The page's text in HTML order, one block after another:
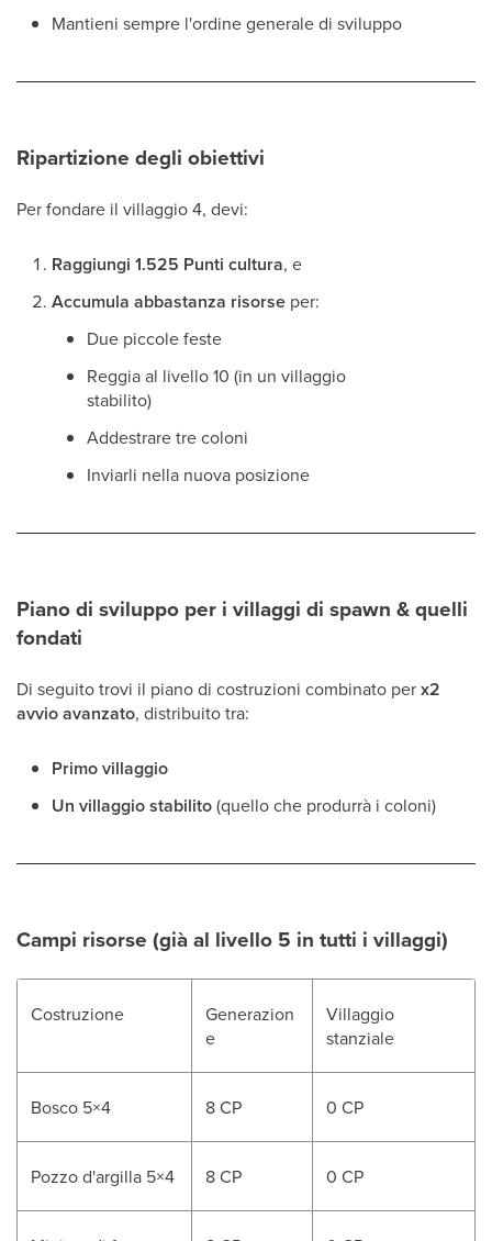
Mantieni sempre l'ordine generale di sviluppo
Ripartizione degli obiettivi
Per fondare il villaggio 4, devi:
Raggiungi 1.525 Punti cultura, e
Accumula abbastanza risorse per:
Due piccole feste
Reggia al livello 10 (in un villaggio
stabilito)
Addestrare tre coloni
Inviarli nella nuova posizione
Piano di sviluppo per i villaggi di spawn & quelli
fondati
Di seguito trovi il piano di costruzioni combinato perx2
avvio avanzato, distribuito tra:
Primo villaggio
Un villaggio stabilito(quello che produrrà i coloni)
Campi risorse (già al livello 5 in tutti i villaggi)
Costruzione
Generazion
e
Villaggio
stanziale
Bosco 5×4 8 CP 0 CP
Pozzo d'argilla 5×4 8 CP 0 CP